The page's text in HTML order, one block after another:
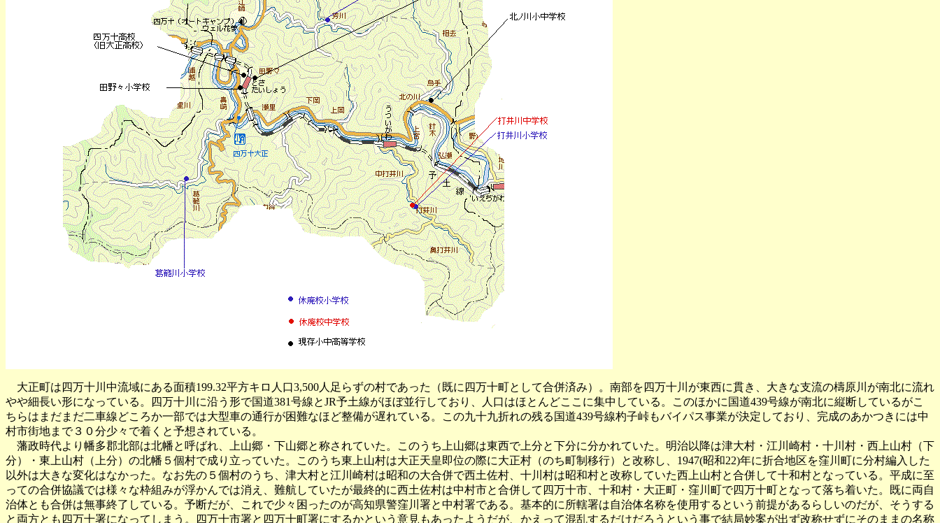
大正町は四万十川中流域にある面積199.32平方キロ人口3,500人足らずの村であった（既に四万十町として合併済み）。南部を四万十川が東西に貫き、大きな支流の檮原川が南北に流れ
やや細長い形になっている。四万十川に沿う形で国道381号線とJR予土線がほぼ並行しており、人口はほとんどここに集中している。このほかに国道439号線が南北に縦断しているがこ
ちらはまだまだ二車線どころか一部では大型車の通行が困難なほど整備が遅れている。この九十九折れの残る国道439号線杓子峠もバイパス事業が決定しており、完成のあかつきには中
村市街地まで３０分少々で着くと予想されている。
藩政時代より幡多郡北部は北幡と呼ばれ、上山郷・下山郷と称されていた。このうち上山郷は東西で上分と下分に分かれていた。明治以降は津大村・江川崎村・十川村・西上山村（下
分）・東上山村（上分）の北幡５個村で成り立っていた。このうち東上山村は大正天皇即位の際に大正村（のち町制移行）と改称し、1947(昭和22)年に折合地区を窪川町に分村編入した
以外は大きな変化はなかった。なお先の５個村のうち、津大村と江川崎村は昭和の大合併で西土佐村、十川村は昭和村と改称していた西上山村と合併して十和村となっている。平成に至
っての合併協議では様々な枠組みが浮かんでは消え、難航していたが最終的に西土佐村は中村市と合併して四万十市、十和村・大正町・窪川町で四万十町となって落ち着いた。既に両自
治体とも合併は無事終了している。予断だが、これで少々困ったのが高知県警窪川署と中村署である。基本的に所轄署は自治体名称を使用するという前提があるらしいのだが、そうする
と両方とも四万十署になってしまう。四万十市署と四万十町署にするかという意見もあったようだが、かえって混乱するだけだろうという事で結局妙案が出ず改称せずにそのままの名称